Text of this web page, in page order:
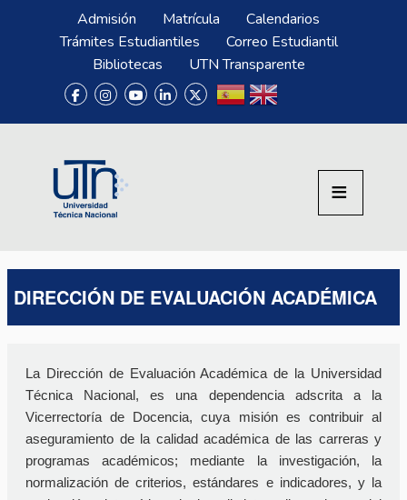
Pasar al contenido principal
Menú SuperiorAdmisión Matrícula
Calendarios
Trámites Estudiantiles
Correo Estudiantil
Bibliotecas
UTN Transparente
DIRECCIÓN DE EVALUACIÓN ACADÉMICA
La Dirección de Evaluación Académica de la Universidad
Técnica Nacional, es una dependencia adscrita a la
Vicerrectoría de Docencia, cuya misión es contribuir al
aseguramiento de la calidad académica de las carreras y
programas académicos; mediante la investigación, la
normalización de criterios, estándares e indicadores, y la